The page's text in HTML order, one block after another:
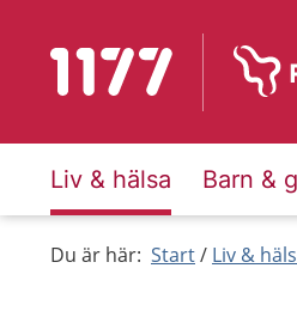
Till startsidan för 1177
Liv & hälsa Barn &
Du är här: Start Liv &